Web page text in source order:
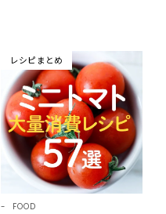
レシピまとめ
FOOD